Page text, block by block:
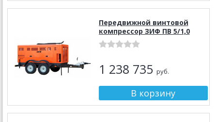
Передвижной винтовой
компрессор ЗИФ ПВ 5/1,0
1 238 735 руб.